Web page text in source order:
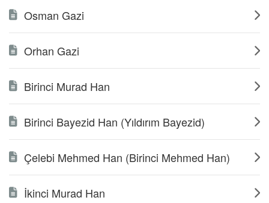
Osman Gazi
Orhan Gazi
Birinci Murad Han
Birinci Bayezid Han (Yıldırım Bayezid)
Çelebi Mehmed Han (Birinci Mehmed Han)
İkinci Murad Han